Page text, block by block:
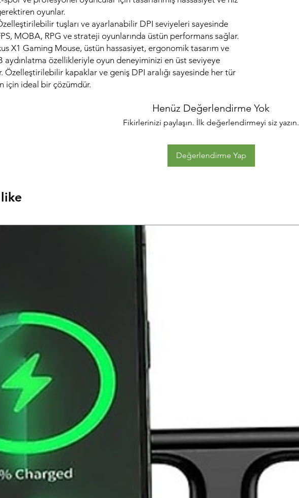
oyunlar.
tuşları ve ayarlanabilir DPI seviyeleri sayesinde
MOBA, RPG ve strateji oyunlarında üstün performans sağlar.
X1 Gaming Mouse, üstün hassasiyet, ergonomik tasarım ve
aydınlatma özellikleriyle oyun deneyiminizi en üst seviyeye
Özelleştirilebilir kapaklar ve geniş DPI aralığı sayesinde her tür
için ideal bir çözümdür.
Henüz Değerlendirme Yok
Fikirlerinizi paylaşın. İlk değerlendirmeyi siz yazın.
Değerlendirme Yap